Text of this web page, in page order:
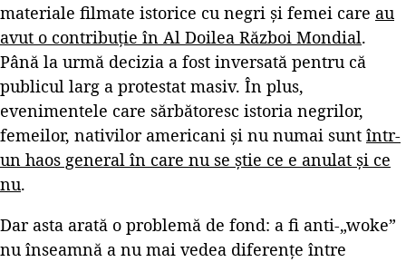
materiale filmate istorice cu negri și femei care au
avut o contribuție în Al Doilea Război Mondial.
Până la urmă decizia a fost inversată pentru că
publicul larg a protestat masiv. În plus,
evenimentele care sărbătoresc istoria negrilor,
femeilor, nativilor americani și nu numai sunt într-
un haos general în care nu se știe ce e anulat și ce
nu.
Dar asta arată o problemă de fond: a fi anti-„woke”
nu înseamnă a nu mai vedea diferențe între